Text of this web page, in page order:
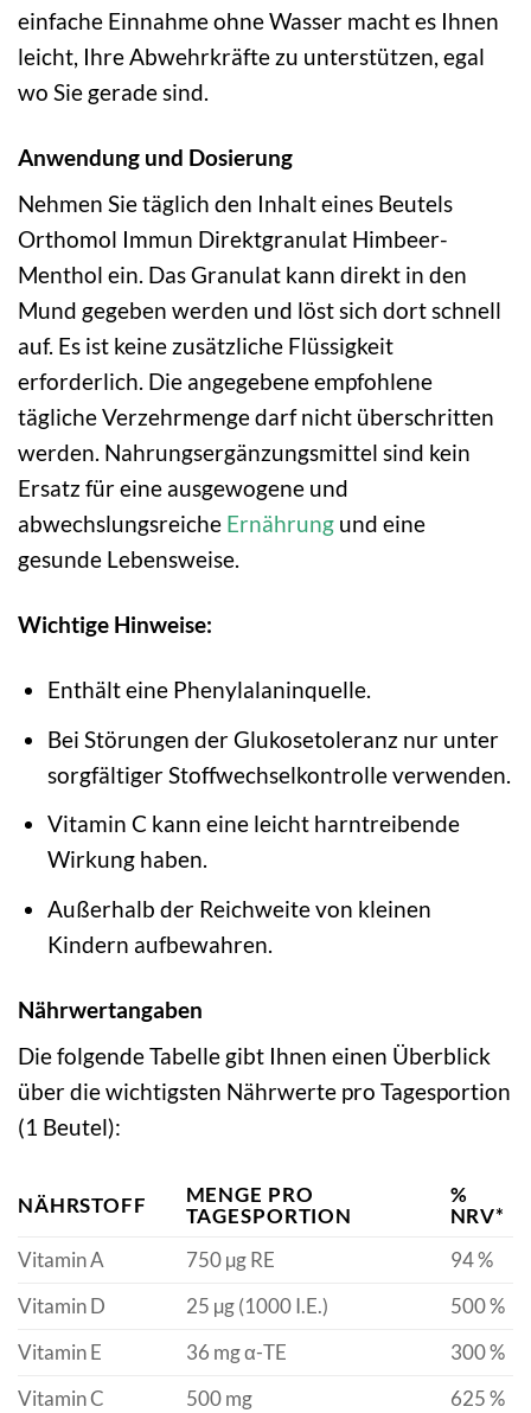
einfache Einnahme ohne Wasser macht es Ihnen
leicht, Ihre Abwehrkräfte zu unterstützen, egal
wo Sie gerade sind.
Anwendung und Dosierung
Nehmen Sie täglich den Inhalt eines Beutels
Orthomol Immun Direktgranulat Himbeer-
Menthol ein. Das Granulat kann direkt in den
Mund gegeben werden und löst sich dort schnell
auf. Es ist keine zusätzliche Flüssigkeit
erforderlich. Die angegebene empfohlene
tägliche Verzehrmenge darf nicht überschritten
werden. Nahrungsergänzungsmittel sind kein
Ersatz für eine ausgewogene und
abwechslungsreiche Ernährung und eine
gesunde Lebensweise.
Wichtige Hinweise:
Enthält eine Phenylalaninquelle.
Bei Störungen der Glukosetoleranz nur unter
sorgfältiger Stoffwechselkontrolle verwenden.
Vitamin C kann eine leicht harntreibende
Wirkung haben.
Außerhalb der Reichweite von kleinen
Kindern aufbewahren.
Nährwertangaben
Die folgende Tabelle gibt Ihnen einen Überblick
über die wichtigsten Nährwerte pro Tagesportion
(1 Beutel):
NÄHRSTOFF
MENGE PRO
TAGESPORTION
%
NRV*
Vitamin A
750 µg RE
94 %
Vitamin D
25 µg (1000 I.E.)
500 %
Vitamin E
36 mg α-TE
300 %
Vitamin C
500 mg 625 %